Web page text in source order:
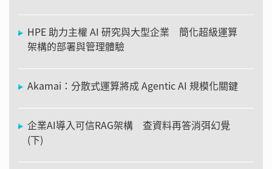
HPE 助力主權 AI 研究與大型企業 簡化超級運算
架構的部署與管理體驗
Akamai：分散式運算將成 Agentic AI 規模化關鍵
企業AI導入可信RAG架構 查資料再答消弭幻覺
(下)